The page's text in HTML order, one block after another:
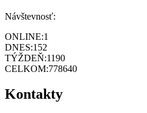
Návštevnosť:
ONLINE:1
DNES:152
TÝŽDEŇ:1190
CELKOM:778640
Kontakty